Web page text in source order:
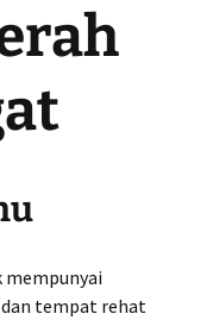
mempunyai
tempat rehat